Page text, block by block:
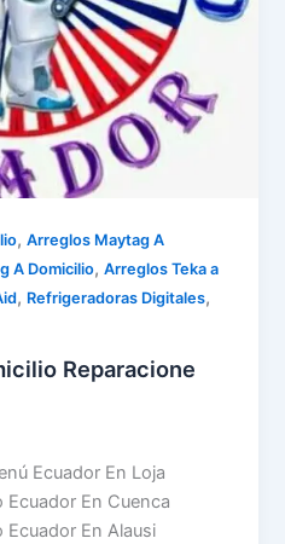
,Arreglos Maytag A
A Domicilio,Arreglos Teka a
, Refrigeradoras Digitales,
Reparacione
Ecuador En Loja
Ecuador En Cuenca
Ecuador En Alausi